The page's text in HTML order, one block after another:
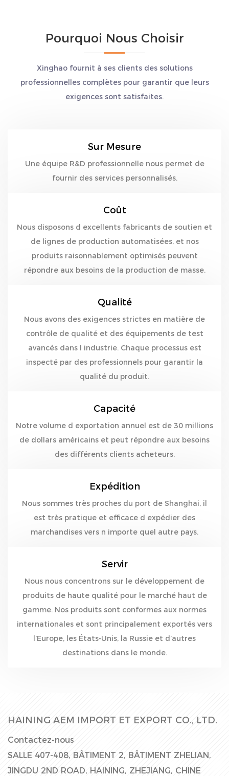
Pourquoi Nous Choisir
Xinghao fournit à ses clients des solutions
professionnelles complètes pour garantir que leurs
exigences sont satisfaites.
Sur Mesure
Une équipe R&D professionnelle nous permet de
fournir des services personnalisés.
Coût
Nous disposons d excellents fabricants de soutien et
de lignes de production automatisées, et nos
produits raisonnablement optimisés peuvent
répondre aux besoins de la production de masse.
Qualité
Nous avons des exigences strictes en matière de
contrôle de qualité et des équipements de test
avancés dans l industrie. Chaque processus est
inspecté par des professionnels pour garantir la
qualité du produit.
Capacité
Notre volume d exportation annuel est de 30 millions
de dollars américains et peut répondre aux besoins
des différents clients acheteurs.
Expédition
Nous sommes très proches du port de Shanghai, il
est très pratique et efficace d expédier des
marchandises vers n importe quel autre pays.
Servir
Nous nous concentrons sur le développement de
produits de haute qualité pour le marché haut de
gamme. Nos produits sont conformes aux normes
internationales et sont principalement exportés vers
l’Europe, les États-Unis, la Russie et d’autres
destinations dans le monde.
HAINING AEM IMPORT ET EXPORT CO., LTD.
Contactez-nous
SALLE 407-408, BÂTIMENT 2, BÂTIMENT ZHELIAN,
JINGDU 2ND ROAD, HAINING, ZHEJIANG, CHINE